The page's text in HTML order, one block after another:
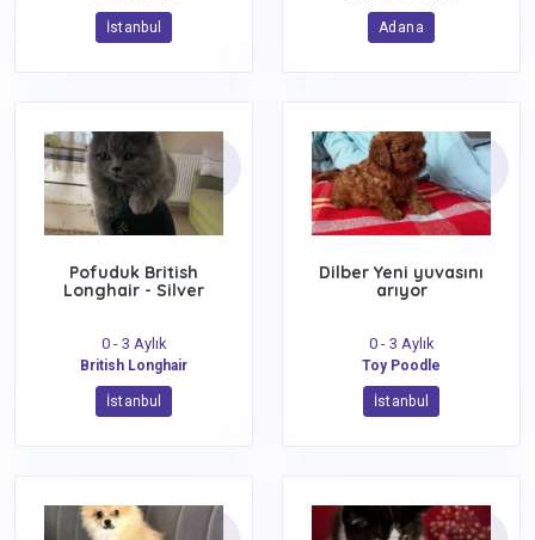
İstanbul Adana
Pofuduk British
Longhair - Silver
0 - 3 Aylık
British Longhair
İstanbul
Dilber Yeni yuvasını
arıyor
0 - 3 Aylık
Toy Poodle
İstanbul